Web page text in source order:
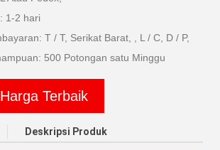
1-2 hari
T / T, Serikat Barat, , L / C, D / P,
500 Potongan satu Minggu
Terbaik
Deskripsi Produk